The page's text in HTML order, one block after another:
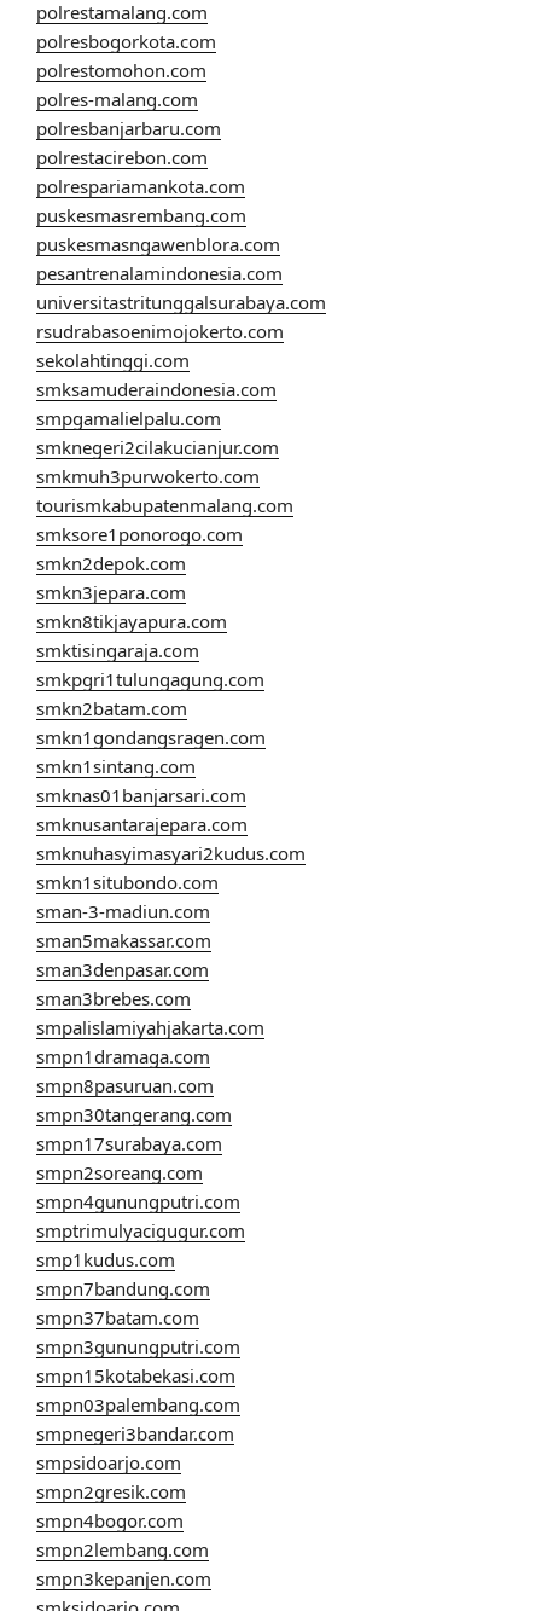
polrestamalang.com
polresbogorkota.com
polrestomohon.com
polres-malang.com
polresbanjarbaru.com
polrestacirebon.com
polrespariamankota.com
puskesmasrembang.com
puskesmasngawenblora.com
pesantrenalamindonesia.com
universitastritunggalsurabaya.com
rsudrabasoenimojokerto.com
sekolahtinggi.com
smksamuderaindonesia.com
smpgamalielpalu.com
smknegeri2cilakucianjur.com
smkmuh3purwokerto.com
tourismkabupatenmalang.com
smksore1ponorogo.com
smkn2depok.com
smkn3jepara.com
smkn8tikjayapura.com
smktisingaraja.com
smkpgri1tulungagung.com
smkn2batam.com
smkn1gondangsragen.com
smkn1sintang.com
smknas01banjarsari.com
smknusantarajepara.com
smknuhasyimasyari2kudus.com
smkn1situbondo.com
sman-3-madiun.com
sman5makassar.com
sman3denpasar.com
sman3brebes.com
smpalislamiyahjakarta.com
smpn1dramaga.com
smpn8pasuruan.com
smpn30tangerang.com
smpn17surabaya.com
smpn2soreang.com
smpn4gunungputri.com
smptrimulyacigugur.com
smp1kudus.com
smpn7bandung.com
smpn37batam.com
smpn3gunungputri.com
smpn15kotabekasi.com
smpn03palembang.com
smpnegeri3bandar.com
smpsidoarjo.com
smpn2gresik.com
smpn4bogor.com
smpn2lembang.com
smpn3kepanjen.com